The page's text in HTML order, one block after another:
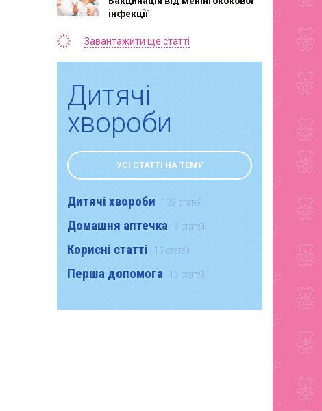
інфекції
Завантажити ще статті
Дитячі
хвороби
УСІ СТАТТІ НА ТЕМУ
Дитячі хвороби 132 статей
Домашня аптечка 5 статей
Корисні статті 13 статей
Перша допомога 15 статей